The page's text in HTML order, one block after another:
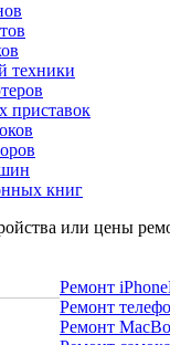
техники
приставок
книг
или цены
Ремонт iPhone
Ремонт
Ремонт